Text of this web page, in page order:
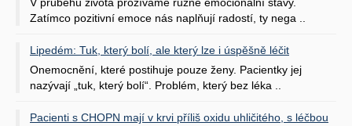
V průběhu života prožíváme různé emocionální stavy.
Zatímco pozitivní emoce nás naplňují radostí, ty nega ..
Lipedém: Tuk, který bolí, ale který lze i úspěšně léčit
Onemocnění, které postihuje pouze ženy. Pacientky jej
nazývají „tuk, který bolí“. Problém, který bez léka ..
Pacienti s CHOPN mají v krvi příliš oxidu uhličitého, s léčbou